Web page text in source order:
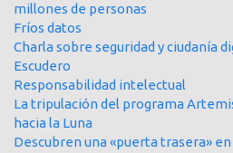
millones de personas
Fríos datos
Charla sobre seguridad y ciudanía
Escudero
Responsabilidad intelectual
La tripulación del programa
hacia la Luna
Descubren una «puerta trasera»